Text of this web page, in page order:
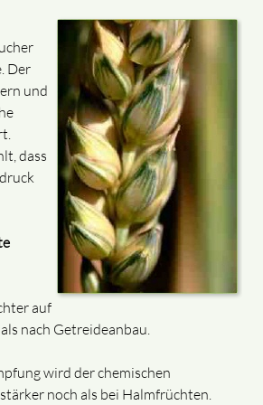
Der
und
dass
auf
nach Getreideanbau.
wird der chemischen
noch als bei Halmfrüchten.